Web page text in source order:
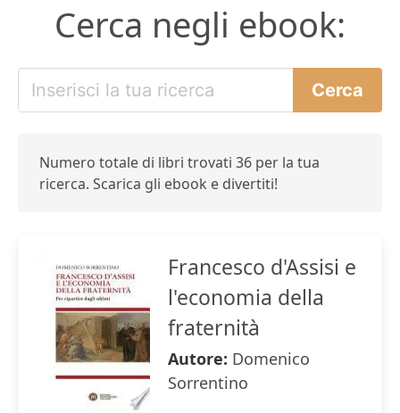
Cerca negli ebook:
Numero totale di libri trovati 36 per la tua
ricerca. Scarica gli ebook e divertiti!
Francesco d'Assisi e
l'economia della
fraternità
Autore: Domenico
Sorrentino